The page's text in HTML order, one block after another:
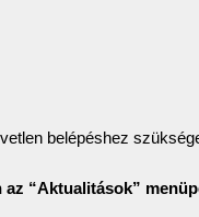
belépéshez
“Aktualitások”